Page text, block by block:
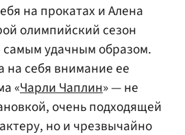
на прокатах и Алена
олимпийский сезон
удачным образом.
на себя внимание ее
«Чарли Чаплин» — не
очень подходящей
но и чрезвычайно